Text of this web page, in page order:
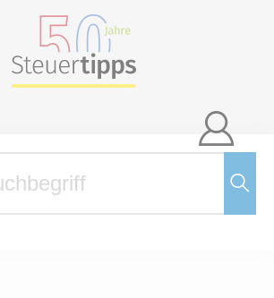
